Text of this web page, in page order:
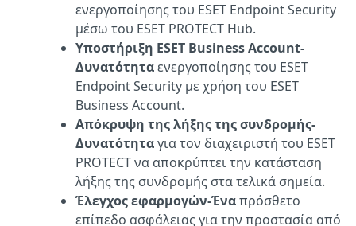
ενεργοποίησης του ESET Endpoint Security
μέσω του ESET PROTECT Hub.
Υποστήριξη ESET Business Account-
Δυνατότηταενεργοποίησης του ESET
Endpoint Security με χρήση του ESET
Business Account.
Απόκρυψη της λήξης της συνδρομής-
Δυνατότηταγια τον διαχειριστή του ESET
PROTECT να αποκρύπτει την κατάσταση
λήξης της συνδρομής στα τελικά σημεία.
Έλεγχος εφαρμογών-Έναπρόσθετο
επίπεδο ασφάλειας για την προστασία από